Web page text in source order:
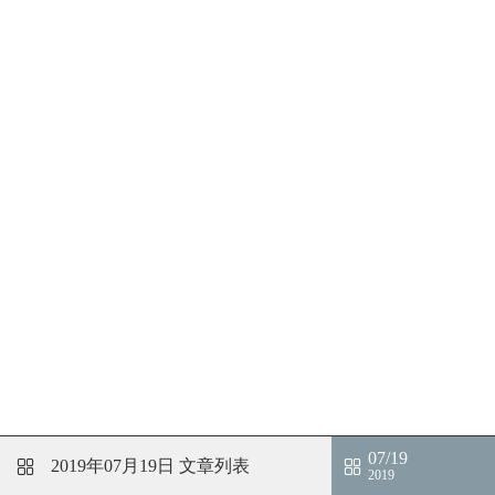
2019年07月19日 文章列表 07/19
2019